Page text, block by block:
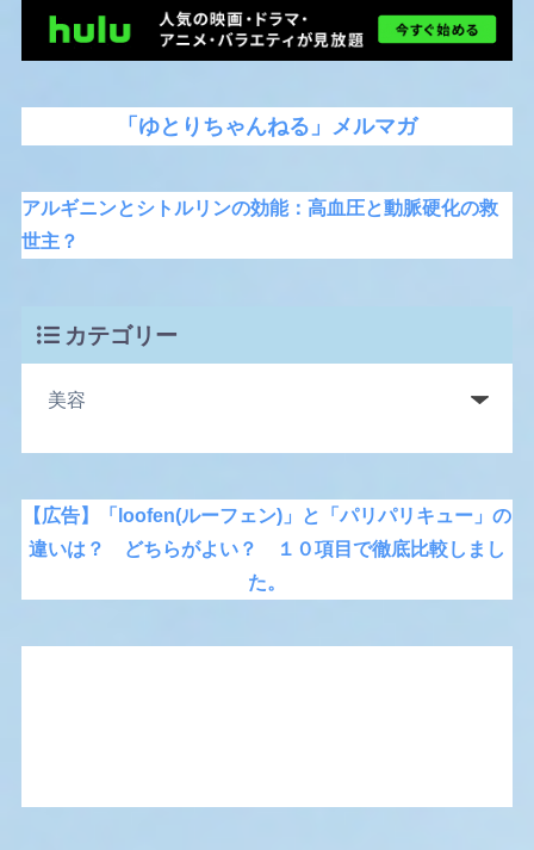
「ゆとりちゃんねる」メルマガ
アルギニンとシトルリンの効能：高血圧と動脈硬化の救
世主？
カテゴリー
【広告】「loofen(ルーフェン)」と「パリパリキュー」の
違いは？ どちらがよい？ １０項目で徹底比較しまし
た。